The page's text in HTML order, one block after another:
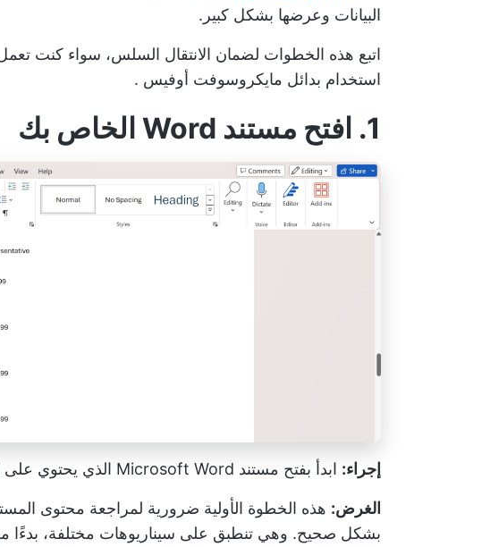
البيانات وعرضها بشكل كبير.
اتبع هذه الخطوات لضمان الانتقال السلس، سواء كنت
استخدام بدائل مايكروسوفت أوفيس .
1. افتح مستند Word الخاص بك
إجراء: ابدأ بفتح مستند Microsoft Word الذي يحتوي على البيانات التي تحتاج إلى تحويلها.
الغرض: هذه الخطوة الأولية ضرورية لمراجعة محتوى
بشكل صحيح. وهي تنطبق على سيناريوهات مختلفة، بدءًا من